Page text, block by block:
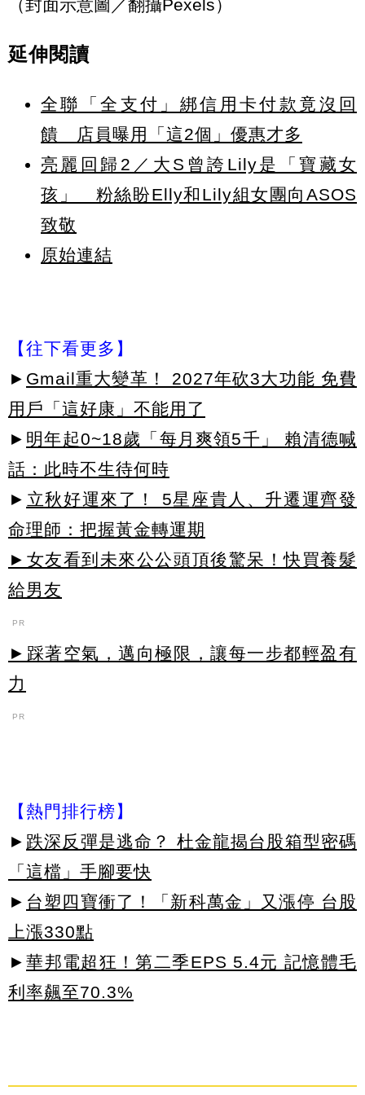
（封面示意圖／翻攝Pexels）
延伸閱讀
全聯「全支付」綁信用卡付款竟沒回
饋 店員曝用「這2個」優惠才多
亮麗回歸2／大S曾誇Lily是「寶藏女
孩」 粉絲盼Elly和Lily組女團向ASOS
致敬
原始連結
【往下看更多】
► Gmail重大變革！ 2027年砍3大功能 免費
用戶「這好康」不能用了
► 明年起0~18歲「每月爽領5千」 賴清德喊
話：此時不生待何時
► 立秋好運來了！ 5星座貴人、升遷運齊發
命理師：把握黃金轉運期
►女友看到未來公公頭頂後驚呆！快買養髮
給男友
PR
►踩著空氣，邁向極限，讓每一步都輕盈有
力
PR
【熱門排行榜】
► 跌深反彈是逃命？ 杜金龍揭台股箱型密碼
「這檔」手腳要快
► 台塑四寶衝了！「新科萬金」又漲停 台股
上漲330點
► 華邦電超狂！第二季EPS 5.4元 記憶體毛
利率飆至70.3%